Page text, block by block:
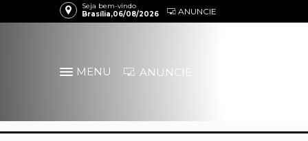
Seja bem-vindo
Brasília,06/08/2026
ANUNCIE
MENU ANUNCIE